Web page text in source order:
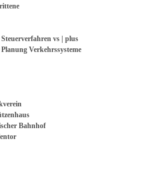
vs | plus
Verkehrssysteme
Bahnhof